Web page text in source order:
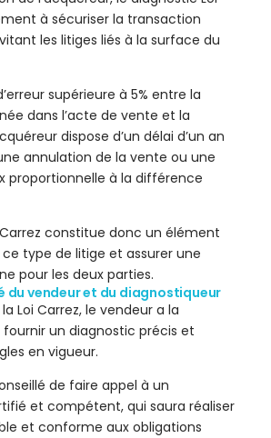
à sécuriser la transaction
les litiges liés à la surface du
supérieure à 5% entre la
dans l’acte de vente et la
dispose d’un délai d’un an
annulation de la vente ou une
proportionnelle à la différence
constitue donc un élément
type de litige et assurer une
pour les deux parties.
du vendeur et du diagnostiqueur
Loi Carrez, le vendeur a la
un diagnostic précis et
en vigueur.
de faire appel à un
et compétent, qui saura réaliser
et conforme aux obligations